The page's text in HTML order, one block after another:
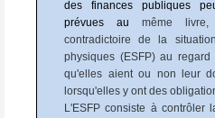
des finances publiques
prévues au même livre,
contradictoire de la
physiques (ESFP) au
qu'elles aient ou non leur
lorsqu'elles y ont des
L'ESFP consiste à contrôler